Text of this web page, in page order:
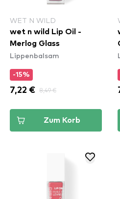
WET N WILD
wet n wild Lip Oil -
Merlog Glass
Lippenbalsam
-15%
7,22 € 8,49 €
Zum Korb